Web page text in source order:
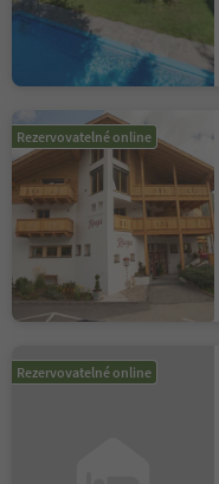
Rezervovatelné online
Rezervovatelné online